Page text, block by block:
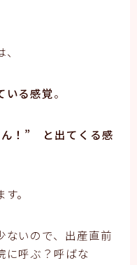
いる感覚。
！” と出てくる感
。
ないので、出産直前
に呼ぶ？呼ばな